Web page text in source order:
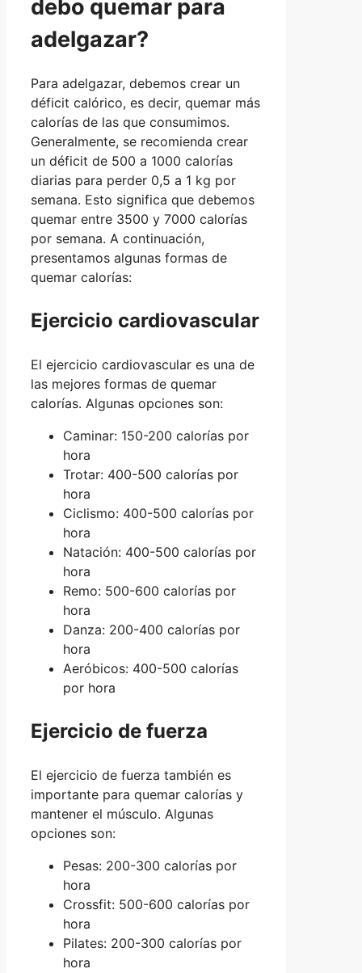
debo quemar para
adelgazar?
Para adelgazar, debemos crear un
déficit calórico, es decir, quemar más
calorías de las que consumimos.
Generalmente, se recomienda crear
un déficit de 500 a 1000 calorías
diarias para perder 0,5 a 1 kg por
semana. Esto significa que debemos
quemar entre 3500 y 7000 calorías
por semana. A continuación,
presentamos algunas formas de
quemar calorías:
Ejercicio cardiovascular
El ejercicio cardiovascular es una de
las mejores formas de quemar
calorías. Algunas opciones son:
Caminar: 150-200 calorías por
hora
Trotar: 400-500 calorías por
hora
Ciclismo: 400-500 calorías por
hora
Natación: 400-500 calorías por
hora
Remo: 500-600 calorías por
hora
Danza: 200-400 calorías por
hora
Aeróbicos: 400-500 calorías
por hora
Ejercicio de fuerza
El ejercicio de fuerza también es
importante para quemar calorías y
mantener el músculo. Algunas
opciones son:
Pesas: 200-300 calorías por
hora
Crossfit: 500-600 calorías por
hora
Pilates: 200-300 calorías por
hora